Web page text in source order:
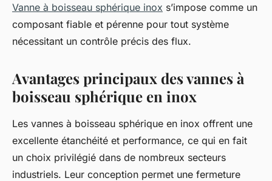
Vanne à boisseau sphérique inox s’impose comme un
composant fiable et pérenne pour tout système
nécessitant un contrôle précis des flux.
Avantages principaux des vannes à
boisseau sphérique en inox
Les vannes à boisseau sphérique en inox offrent une
excellente étanchéité et performance, ce qui en fait
un choix privilégié dans de nombreux secteurs
industriels. Leur conception permet une fermeture